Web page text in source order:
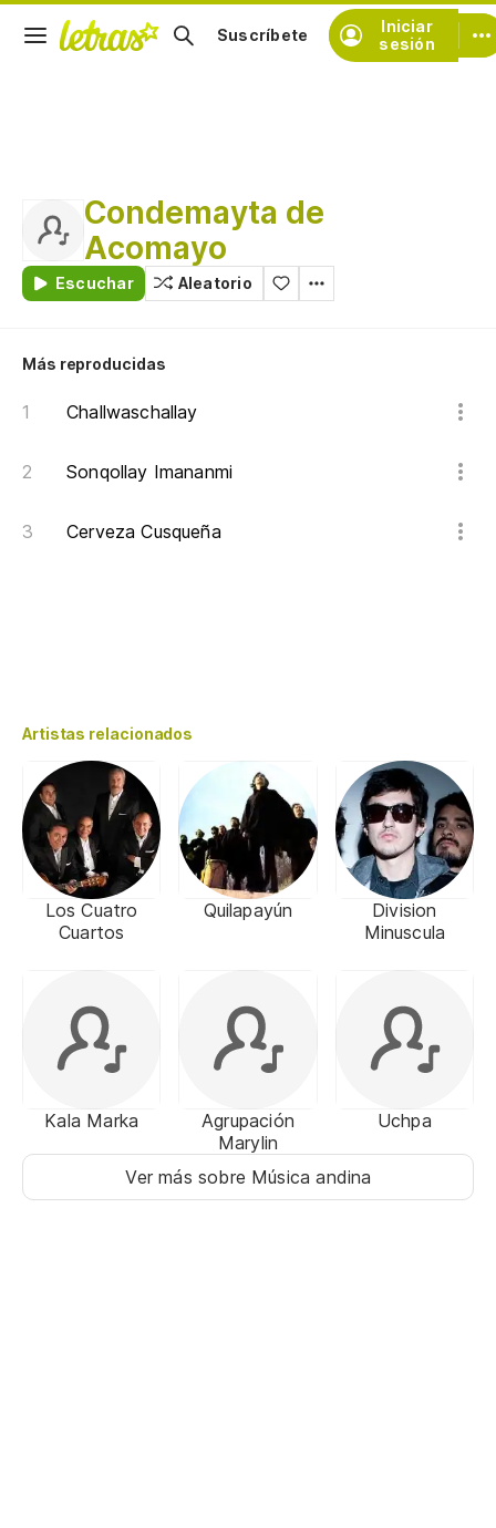
Iniciar
sesión
Suscríbete
Condemayta de
Acomayo
Escuchar Aleatorio
Más reproducidas
Challwaschallay
Sonqollay Imananmi
Cerveza Cusqueña
Artistas relacionados
Los Cuatro
Cuartos
Quilapayún
Division
Minuscula
Kala Marka
Agrupación
Marylin
Uchpa
Ver más sobre Música andina